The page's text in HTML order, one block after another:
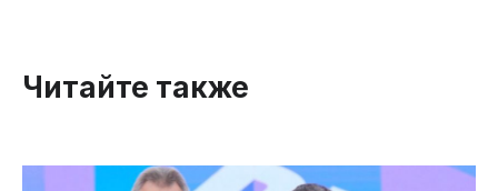
Читайте также